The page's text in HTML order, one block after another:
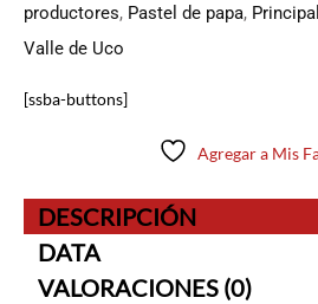
productores, Pastel de papa, Principal
Valle de Uco
[ssba-buttons]
Agregar a Mis
DESCRIPCIÓN
DATA
VALORACIONES (0)